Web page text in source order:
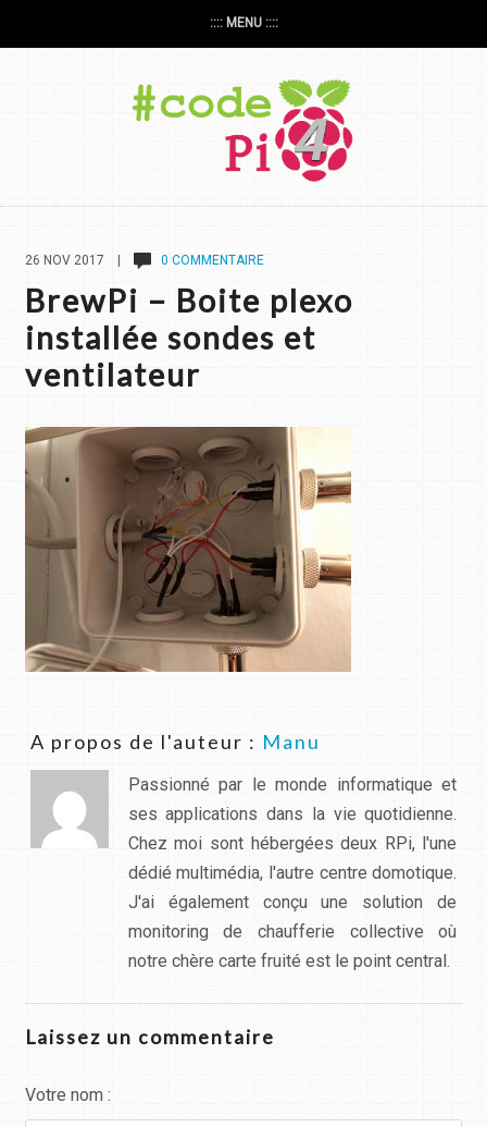
:::: MENU ::::
26 NOV 2017 | 0 COMMENTAIRE
BrewPi – Boite plexo
installée sondes et
ventilateur
A propos de l'auteur : Manu
Passionné par le monde informatique et
ses applications dans la vie quotidienne.
Chez moi sont hébergées deux RPi, l'une
dédié multimédia, l'autre centre domotique.
J'ai également conçu une solution de
monitoring de chaufferie collective où
notre chère carte fruité est le point central.
Laissez un commentaire
Votre nom :